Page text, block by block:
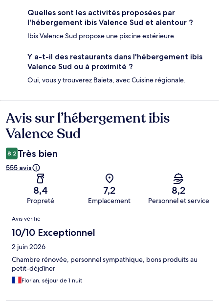
Quelles sont les activités proposées par
l'hébergement ibis Valence Sud et alentour ?
Ibis Valence Sud propose une piscine extérieure.
Y a-t-il des restaurants dans l'hébergement ibis
Valence Sud ou à proximité ?
Oui, vous y trouverez Baieta, avec Cuisine régionale.
Avis
Avis sur l’hébergement ibis
Valence Sud
8,2 Très bien
555 avis
8,4
Propreté
7,2
Emplacement
8,2
Personnel et service
Avis
Avis vérifié
10/10 Exceptionnel
2 juin 2026
Chambre rénovée, personnel sympathique, bons produits au
petit-déjdîner
Florian, séjour de 1 nuit